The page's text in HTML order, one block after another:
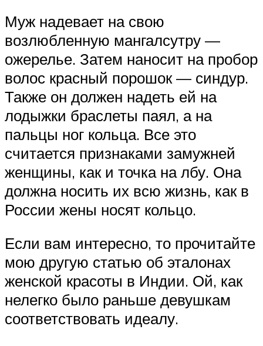
Муж надевает на свою
возлюбленную мангалсутру —
ожерелье. Затем наносит на пробор
волос красный порошок — синдур.
Также он должен надеть ей на
лодыжки браслеты паял, а на
пальцы ног кольца. Все это
считается признаками замужней
женщины, как и точка на лбу. Она
должна носить их всю жизнь, как в
России жены носят кольцо.
Если вам интересно, то прочитайте
мою другую статью об эталонах
женской красоты в Индии. Ой, как
нелегко было раньше девушкам
соответствовать идеалу.